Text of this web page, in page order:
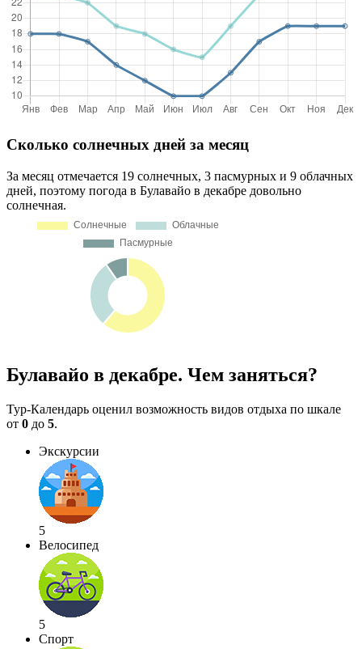
Сколько солнечных дней за месяц
За месяц отмечается 19 солнечных, 3 пасмурных и 9 облачных
дней, поэтому погода в Булавайо в декабре довольно
солнечная.
Булавайо в декабре. Чем заняться?
Тур-Календарь оценил возможность видов отдыха по шкале
от 0 до 5.
Экскурсии
5
Велосипед
5
Спорт